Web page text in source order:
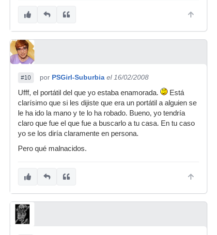
#10 por PSGirl-Suburbia el 16/02/2008
Ufff, el portátil del que yo estaba enamorada.
Está
clarísimo que si les dijiste que era un portátil a alguien se
le ha ido la mano y te lo ha robado. Bueno, yo tendría
claro que fue el que fue a buscarlo a tu casa. En tu caso
yo se los diría claramente en persona.
Pero qué malnacidos.